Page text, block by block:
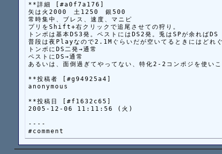
**詳細 [#a0f7a176]
矢は火2000　土1250　銀500
常時集中、ブレス、速度、マニピ
プリをShift+右クリックで追尾させての狩り。
トンボは基本DS3発。ペストにはDS2発。兎はSPが余ればDS
普段は夜Playなので2.1Mぐらいだが空いてるときにはどれ
トンボにDS二発→通常
ペストにDS→通常
あるいは、面倒過ぎてやってない、特化2-2コンポジを使い
**投稿者 [#g94925a4]
anonymous
**投稿日 [#f1632c65]
2005-12-06 11:11:56 (火)
----